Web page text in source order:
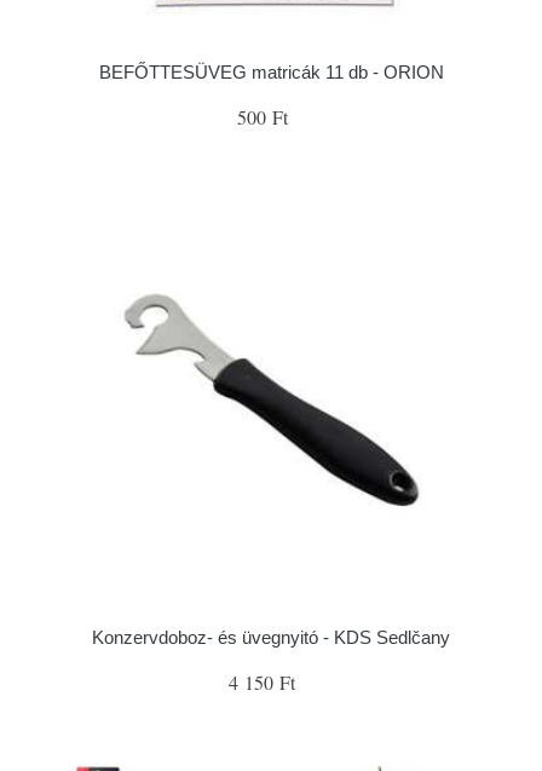
BEFŐTTESÜVEG matricák 11 db - ORION
500 Ft
Konzervdoboz- és üvegnyitó - KDS Sedlčany
4 150 Ft